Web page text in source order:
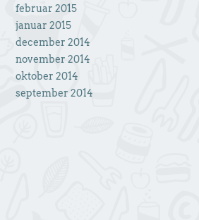
februar 2015
januar 2015
december 2014
november 2014
oktober 2014
september 2014